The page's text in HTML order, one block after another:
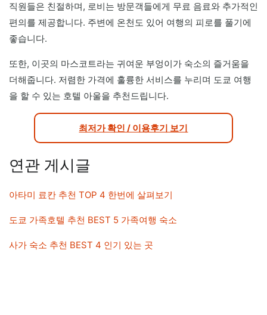
직원들은 친절하며, 로비는 방문객들에게 무료 음료와 추가적인
편의를 제공합니다. 주변에 온천도 있어 여행의 피로를 풀기에
좋습니다.
또한, 이곳의 마스코트라는 귀여운 부엉이가 숙소의 즐거움을
더해줍니다. 저렴한 가격에 훌륭한 서비스를 누리며 도쿄 여행
을 할 수 있는 호텔 아울을 추천드립니다.
최저가 확인 / 이용후기 보기
연관 게시글
아타미 료칸 추천 TOP 4 한번에 살펴보기
도쿄 가족호텔 추천 BEST 5 가족여행 숙소
사가 숙소 추천 BEST 4 인기 있는 곳